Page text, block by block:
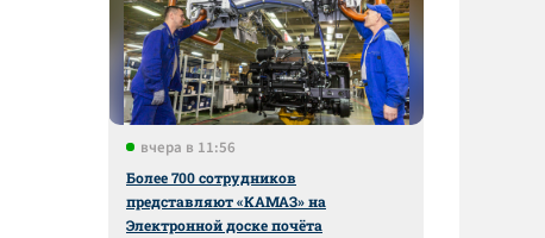
вчера в 11:56
Более 700 сотрудников
представляют «КАМАЗ» на
Электронной доске почёта